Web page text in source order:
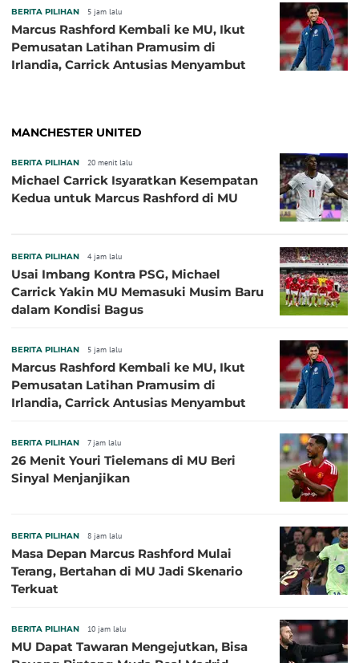
BERITA PILIHAN 5 jam lalu
Marcus Rashford Kembali ke MU, Ikut
Pemusatan Latihan Pramusim di
Irlandia, Carrick Antusias Menyambut
MANCHESTER UNITED
BERITA PILIHAN 20 menit lalu
Michael Carrick Isyaratkan Kesempatan
Kedua untuk Marcus Rashford di MU
BERITA PILIHAN 4 jam lalu
Usai Imbang Kontra PSG, Michael
Carrick Yakin MU Memasuki Musim Baru
dalam Kondisi Bagus
BERITA PILIHAN 5 jam lalu
Marcus Rashford Kembali ke MU, Ikut
Pemusatan Latihan Pramusim di
Irlandia, Carrick Antusias Menyambut
BERITA PILIHAN 7 jam lalu
26 Menit Youri Tielemans di MU Beri
Sinyal Menjanjikan
BERITA PILIHAN 8 jam lalu
Masa Depan Marcus Rashford Mulai
Terang, Bertahan di MU Jadi Skenario
Terkuat
BERITA PILIHAN 10 jam lalu
MU Dapat Tawaran Mengejutkan, Bisa